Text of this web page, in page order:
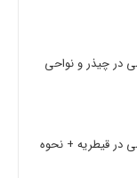
در چیذر و نواحی
در قیطریه + نحوه